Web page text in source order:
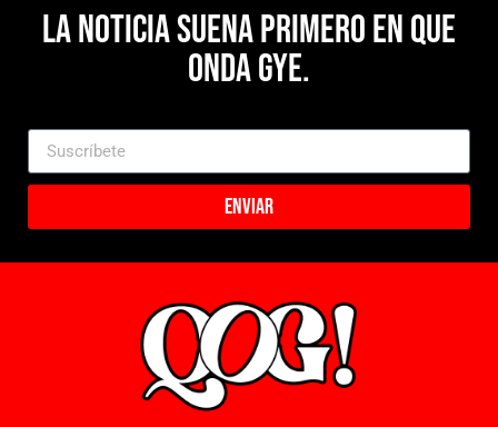
La noticia suena primero en Que
Onda Gye.
Enviar